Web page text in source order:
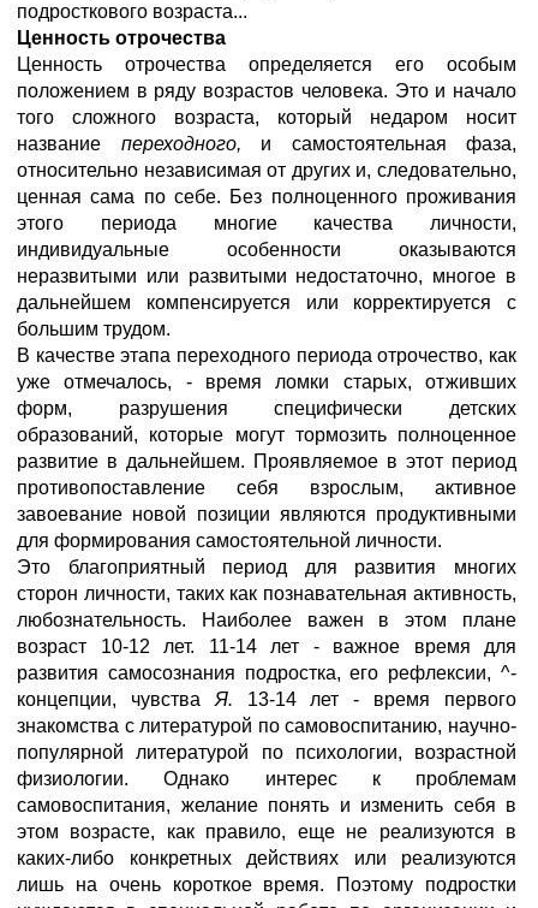
подросткового возраста...
Ценность отрочества
Ценность отрочества определяется его особым
положением в ряду возрастов человека. Это и начало
того сложного возраста, который недаром носит
название переходного, и самостоятельная фаза,
относительно независимая от других и, следовательно,
ценная сама по себе. Без полноценного проживания
этого периода многие качества личности,
индивидуальные особенности оказываются
неразвитыми или развитыми недостаточно, многое в
дальнейшем компенсируется или корректируется с
большим трудом.
В качестве этапа переходного периода отрочество, как
уже отмечалось, - время ломки старых, отживших
форм, разрушения специфически детских
образований, которые могут тормозить полноценное
развитие в дальнейшем. Проявляемое в этот период
противопоставление себя взрослым, активное
завоевание новой позиции являются продуктивными
для формирования самостоятельной личности.
Это благоприятный период для развития многих
сторон личности, таких как познавательная активность,
любознательность. Наиболее важен в этом плане
возраст 10-12 лет. 11-14 лет - важное время для
развития самосознания подростка, его рефлексии, ^-
концепции, чувства Я. 13-14 лет - время первого
знакомства с литературой по самовоспитанию, научно-
популярной литературой по психологии, возрастной
физиологии. Однако интерес к проблемам
самовоспитания, желание понять и изменить себя в
этом возрасте, как правило, еще не реализуются в
каких-либо конкретных действиях или реализуются
лишь на очень короткое время. Поэтому подростки